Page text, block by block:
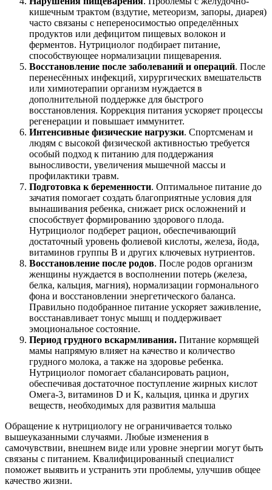
кишечным трактом (вздутие, метеоризм, запоры, диарея)
часто связаны с непереносимостью определённых
продуктов или дефицитом пищевых волокон и
ферментов. Нутрициолог подбирает питание,
способствующее нормализации пищеварения.
Восстановление после заболеваний и операций. После
перенесённых инфекций, хирургических вмешательств
или химиотерапии организм нуждается в
дополнительной поддержке для быстрого
восстановления. Коррекция питания ускоряет процессы
регенерации и повышает иммунитет.
Интенсивные физические нагрузки. Спортсменам и
людям с высокой физической активностью требуется
особый подход к питанию для поддержания
выносливости, увеличения мышечной массы и
профилактики травм.
Подготовка к беременности. Оптимальное питание до
зачатия помогает создать благоприятные условия для
вынашивания ребенка, снижает риск осложнений и
способствует формированию здорового плода.
Нутрициолог подберет рацион, обеспечивающий
достаточный уровень фолиевой кислоты, железа, йода,
витаминов группы B и других ключевых нутриентов.
Восстановление после родов. После родов организм
женщины нуждается в восполнении потерь (железа,
белка, кальция, магния), нормализации гормонального
фона и восстановлении энергетического баланса.
Правильно подобранное питание ускоряет заживление,
восстанавливает тонус мышц и поддерживает
эмоциональное состояние.
Период грудного вскармливания. Питание кормящей
мамы напрямую влияет на качество и количество
грудного молока, а также на здоровье ребенка.
Нутрициолог помогает сбалансировать рацион,
обеспечивая достаточное поступление жирных кислот
Омега-3, витаминов D и K, кальция, цинка и других
веществ, необходимых для развития малыша
Обращение к нутрициологу не ограничивается только
вышеуказанными случаями. Любые изменения в
самочувствии, внешнем виде или уровне энергии могут быть
связаны с питанием. Квалифицированный специалист
поможет выявить и устранить эти проблемы, улучшив общее
качество жизни.